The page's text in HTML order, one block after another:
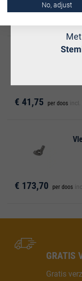
€ 41,75 per doos incl.
€ 173,70 per doos
GRATIS
Gratis
Morgen
No, adjust